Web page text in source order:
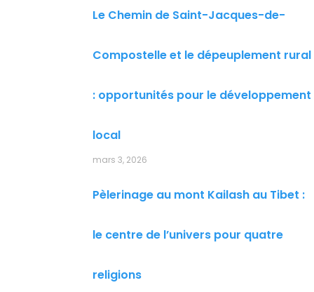
Le Chemin de Saint-Jacques-de-
Compostelle et le dépeuplement rural
: opportunités pour le développement
local
mars 3, 2026
Pèlerinage au mont Kailash au Tibet :
le centre de l’univers pour quatre
religions